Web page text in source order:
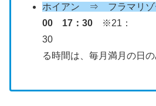
ホイアン ⇒ フラマリゾ
00
17：30 ※21：
30 ※が付
る時間は、毎月満月の日